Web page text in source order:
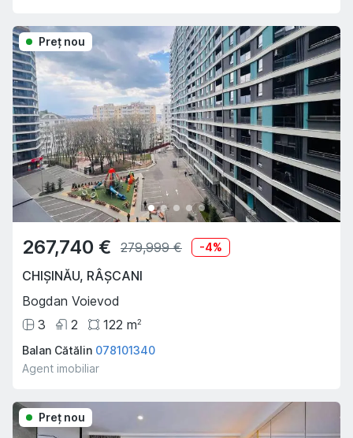
Preţ nou
267,740 € 279,999 € -4%
CHIȘINĂU, RÂȘCANI
Bogdan Voievod
3
2 122 m2
Balan Cătălin 078101340
Agent imobiliar
Preţ nou